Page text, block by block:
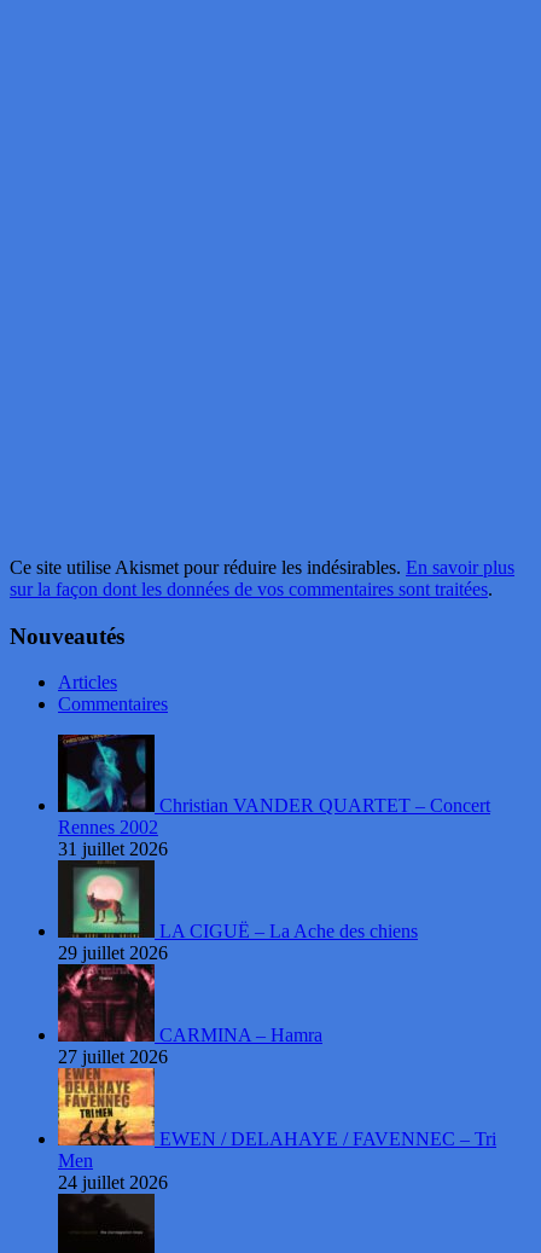
Ce site utilise Akismet pour réduire les indésirables. En savoir plus
sur la façon dont les données de vos commentaires sont traitées.
Nouveautés
Articles
Commentaires
Christian VANDER QUARTET – Concert
Rennes 2002
31 juillet 2026
LA CIGUË – La Ache des chiens
29 juillet 2026
CARMINA – Hamra
27 juillet 2026
EWEN / DELAHAYE / FAVENNEC – Tri
Men
24 juillet 2026